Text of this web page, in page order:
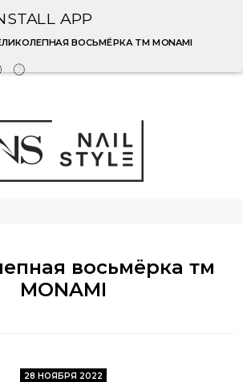
APP
ВОСЬМЁРКА ТМ MONAMI
восьмёрка тм
MONAMI
28 НОЯБРЯ 2022